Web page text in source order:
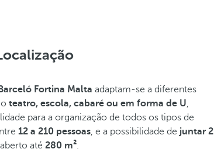
Fortina Malta adaptam-se a diferentes
teatro, escola, cabaré ou em forma de U,
para a organização de todos os tipos de
12 a 210 pessoas, e a possibilidade de juntar 2
até 280 m².